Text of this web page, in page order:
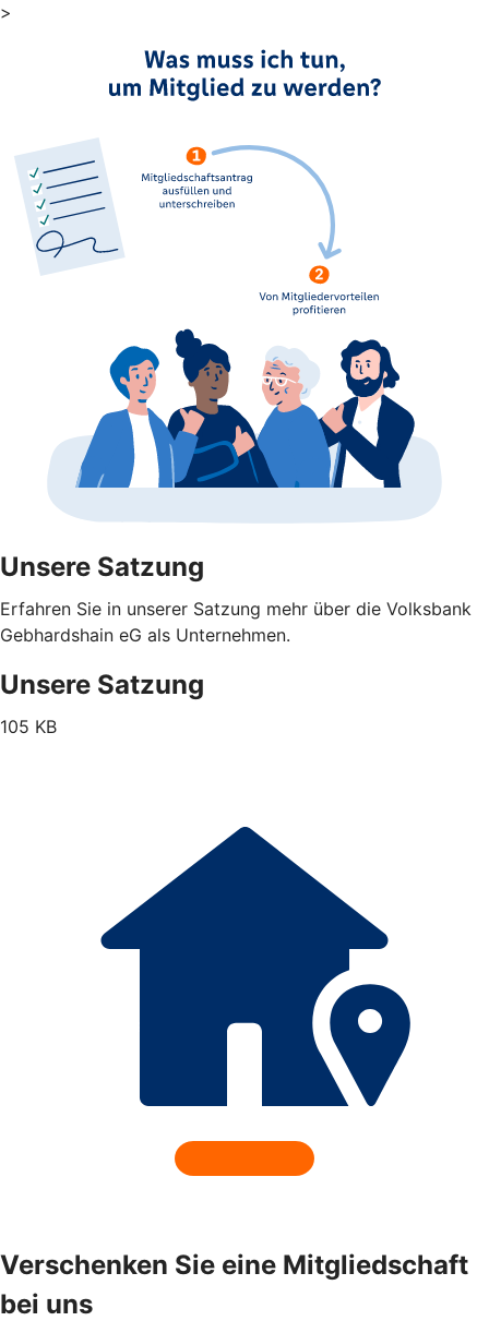
>
Unsere Satzung
Erfahren Sie in unserer Satzung mehr über die Volksbank
Gebhardshain eG als Unternehmen.
Unsere Satzung
105 KB
Verschenken Sie eine Mitgliedschaft
bei uns